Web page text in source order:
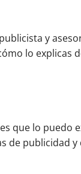
y
lo explicas
que lo puedo
de publicidad